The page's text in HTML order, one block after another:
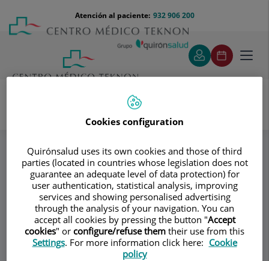
contenido
Menú
teléfono
cabecera
932 906 200
Atención al paciente:
Instituto de Fotomedicina
Consultorio
Id
Instituto de
Fotomedicina
FOTOMEDICINA
Cookies configuration
Quirónsalud uses its own cookies and those of third
parties (located in countries whose legislation does not
guarantee an adequate level of data protection) for
user authentication, statistical analysis, improving
services and showing personalised advertising
through the analysis of your navigation. You can
accept all cookies by pressing the button "Accept
cookies" or configure/refuse them their use from this
Settings. For more information click here: Cookie
policy